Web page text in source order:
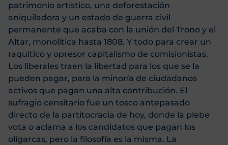
patrimonio artístico, una deforestación
aniquiladora y un estado de guerra civil
permanente que acaba con la unión del Trono y el
Altar, monolítica hasta 1808. Y todo para crear un
raquítico y opresor capitalismo de comisionistas.
Los liberales traen la libertad para los que se la
pueden pagar, para la minoría de ciudadanos
activos que pagan una alta contribución. El
sufragio censitario fue un tosco antepasado
directo de la partitocracia de hoy, donde la plebe
vota o aclama a los candidatos que pagan los
oligarcas, pero la filosofía es la misma. La